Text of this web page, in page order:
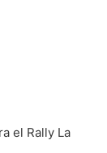
el Rally La